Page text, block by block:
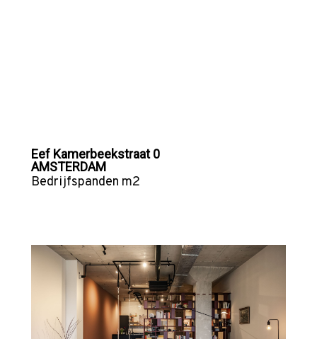
Eef Kamerbeekstraat 0
AMSTERDAM
Bedrijfspanden m2